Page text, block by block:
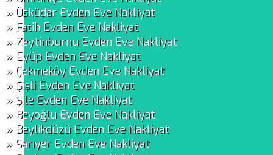
» Üsküdar Evden Eve Nakliyat
» Fatih Evden Eve Nakliyat
» Zeytinburnu Evden Eve Nakliyat
» Eyüp Evden Eve Nakliyat
» Çekmeköy Evden Eve Nakliyat
» Şişli Evden Eve Nakliyat
» Şile Evden Eve Nakliyat
» Beyoğlu Evden Eve Nakliyat
» Beylikdüzü Evden Eve Nakliyat
» Sarıyer Evden Eve Nakliyat